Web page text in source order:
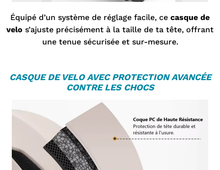
Équipé d’un système de réglage facile, ce casque de
velo s’ajuste précisément à la taille de ta tête, offrant
une tenue sécurisée et sur-mesure.
CASQUE DE VELO AVEC PROTECTION AVANCÉE
CONTRE LES CHOCS